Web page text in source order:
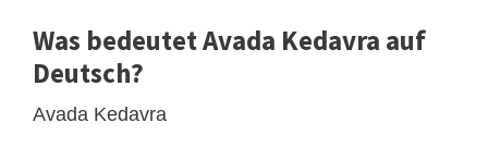
Was bedeutet Avada Kedavra auf
Deutsch?
Avada Kedavra